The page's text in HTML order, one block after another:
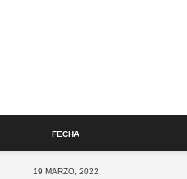
Fecha
19 marzo, 2022